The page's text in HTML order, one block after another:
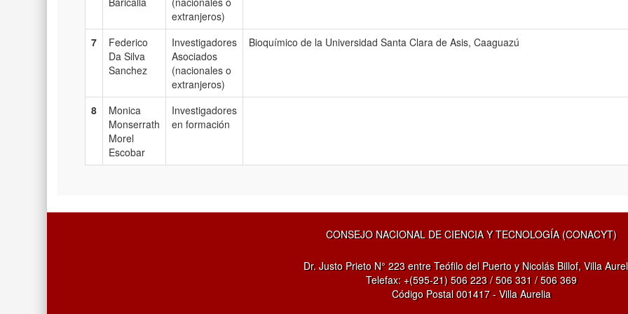
extranjeros)
7
Federico
Da Silva
Sanchez
Investigadores
Asociados
(nacionales o
extranjeros)
Bioquímico de la Universidad Santa Clara de Asis, Caaguazú
8
Monica
Monserrath
Morel
Escobar
Investigadores
en formación
CONSEJO NACIONAL DE CIENCIA Y TECNOLOGÍA (CONACYT)
Dr. Justo Prieto N° 223 entre Teófilo del Puerto y Nicolás Billof, Villa
Telefax: +(595-21) 506 223 / 506 331 / 506 369
Código Postal 001417 - Villa Aurelia